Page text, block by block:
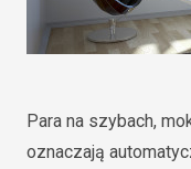
Para na szybach,
oznaczają